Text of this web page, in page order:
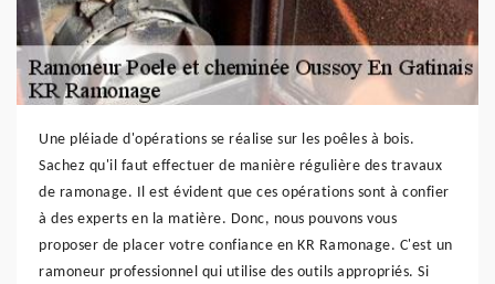
Une pléiade d'opérations se réalise sur les poêles à bois.
Sachez qu'il faut effectuer de manière régulière des travaux
de ramonage. Il est évident que ces opérations sont à confier
à des experts en la matière. Donc, nous pouvons vous
proposer de placer votre confiance en KR Ramonage. C'est un
ramoneur professionnel qui utilise des outils appropriés. Si